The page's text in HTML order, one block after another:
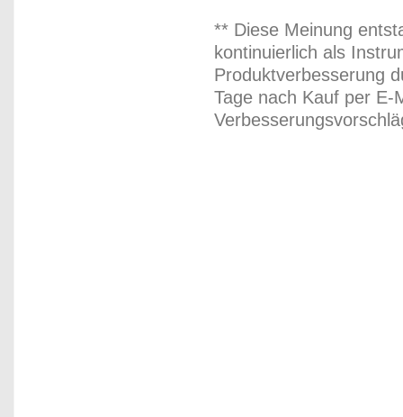
** Diese Meinung
kontinuierlich als
Produktverbesserung
Tage nach Kauf per E-